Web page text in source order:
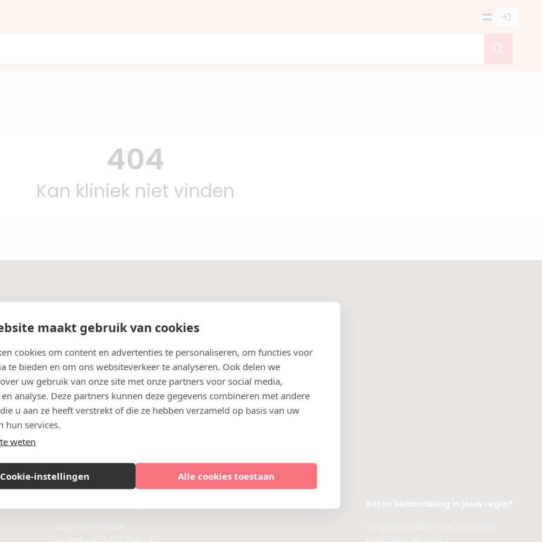
maakt gebruik van cookies
cookies om content en advertenties te personaliseren, om functies voor
te bieden en om ons websiteverkeer te analyseren. Ook delen we
uw gebruik van onze site met onze partners voor social media,
analyse. Deze partners kunnen deze gegevens combineren met andere
u aan ze heeft verstrekt of die ze hebben verzameld op basis van uw
hun services.
weten
Cookie-instellingen Alle cookies toestaan
404
Kan kliniek niet vinden
Botox behandeling in jouw regio?